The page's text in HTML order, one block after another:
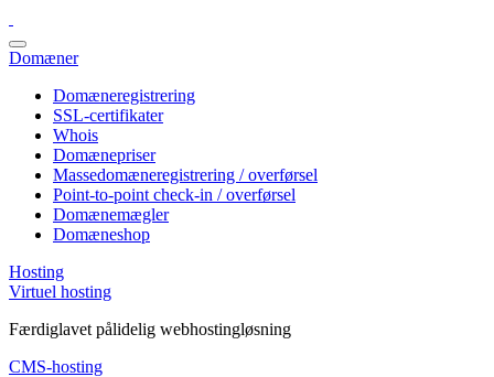
Domæner
Domæneregistrering
SSL-certifikater
Whois
Domænepriser
Massedomæneregistrering / overførsel
Point-to-point check-in / overførsel
Domænemægler
Domæneshop
Hosting
Virtuel hosting
Færdiglavet pålidelig webhostingløsning
CMS-hosting